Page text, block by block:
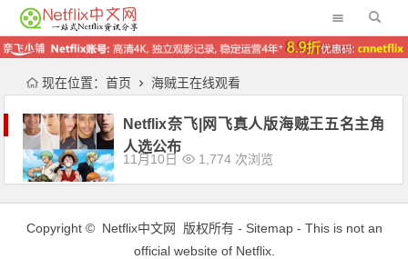
现在位置： 首页 海贼王在线观看
Netflix奈飞|网飞真人版海贼王五名主角
人选公布
11月10日 1,774 次浏览
Copyright © Netflix中文网 版权所有 - Sitemap- This is not an
official website of Netflix.